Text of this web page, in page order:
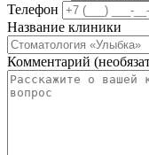
Телефон
Название клиники
Комментарий